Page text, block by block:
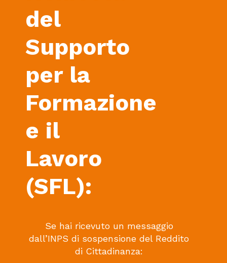
del
Supporto
per la
Formazione
e il
Lavoro
(SFL):
Se hai ricevuto un messaggio
dall’INPS di sospensione del Reddito
di Cittadinanza: